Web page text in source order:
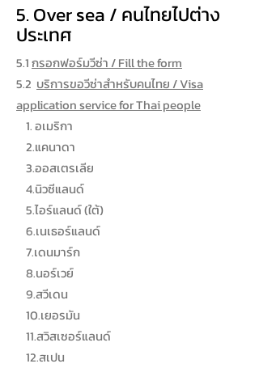
5. Over sea / คนไทยไปต่าง
ประเทศ
5.1กรอกฟอร์มวีซ่า / Fill the form
5.2 บริการขอวีซ่าสำหรับคนไทย / Visa
application service for Thai people
1. อเมริกา
2.แคนาดา
3.ออสเตรเลีย
4.นิวซีแลนด์
5.ไอร์แลนด์ (ใต้)
6.เนเธอร์แลนด์
7.เดนมาร์ก
8.นอร์เวย์
9.สวีเดน
10.เยอรมัน
11.สวิสเซอร์แลนด์
12.สเปน